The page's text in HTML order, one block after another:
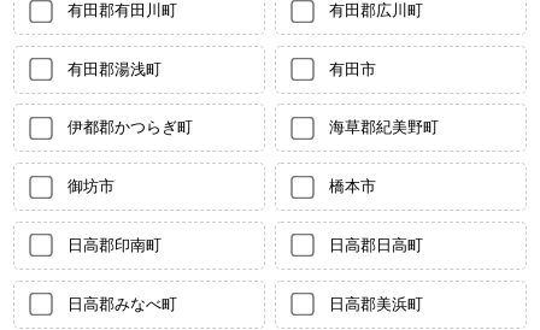
有田郡有田川町 有田郡広川町
有田郡湯浅町 有田市
伊都郡かつらぎ町 海草郡紀美野町
御坊市 橋本市
日高郡印南町 日高郡日高町
日高郡みなべ町 日高郡美浜町